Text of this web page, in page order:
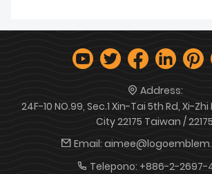
Address:
24F-10 NO.99, Sec.1 Xin-Tai 5th Rd, Xi-
City 22175 Taiwan / 22175
Email:
Telepono: +886-2-2697-